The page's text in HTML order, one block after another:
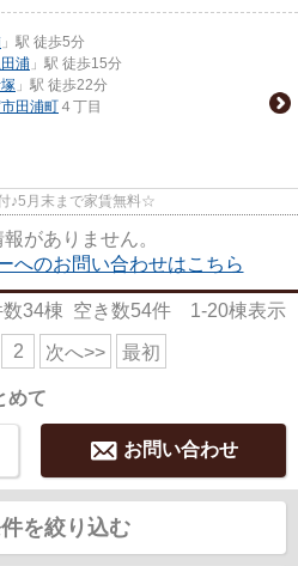
」駅 徒歩5分
浦 」駅 徒歩15分
」駅 徒歩22分
田浦町 ４丁目
♪5月末まで家賃無料☆
がありません。
へのお問い合わせはこちら
34棟 空き数54件 1-20棟表示
2 次へ>> 最初
めて
お問い合わせ
を絞り込む